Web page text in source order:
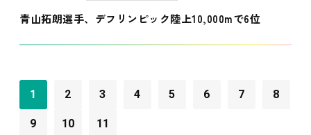
青山拓朗選手、デフリンピック陸上10,000mで6位
1 2 3 4 5 6 7 8
9 10 11